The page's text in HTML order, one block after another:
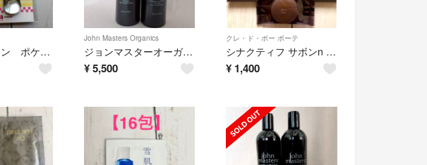
サーティーワン ポケモン スプーン
John Masters Organics
ジョンマスターオーガニック シャンプー 473ml 2本
¥ 5,500
クレ・ド・ポー ボーテ
シナクティフ サボンn 6g
¥ 1,400